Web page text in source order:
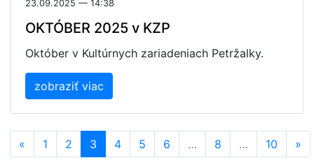
23.09.2025 — 14:38
OKTÓBER 2025 v KZP
Október v Kultúrnych zariadeniach Petržalky.
zobraziť viac
« 1 2 3 4 5 6 … 8 … 10 »